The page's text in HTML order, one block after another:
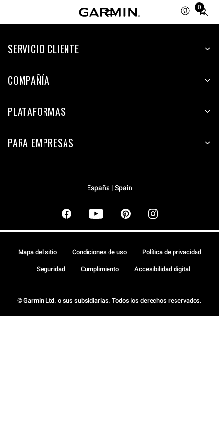
0
Total
items
cart:
SERVICIO CLIENTE
COMPAÑÍA
PLATAFORMAS
PARA EMPRESAS
España | Spain
© Garmin Ltd. o sus subsidiarias. Todos los derechos reservados.
Mapa del sitio Condiciones de uso Política de privacidad
Seguridad Cumplimiento Accesibilidad digital